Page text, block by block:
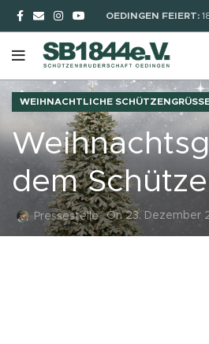
OEDINGEN FEIERT:
WEIHNACHTLICHE SCHÜTZENGRÜSSE
dem
Pressestelle On 23. Dezember